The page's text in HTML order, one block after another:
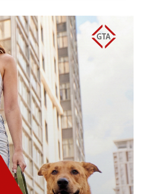
IDEAL
PARA
MANUTENÇÃO
PREVENTIVA
EM
CONDOMÍNIOS
E
IMÓVEIS